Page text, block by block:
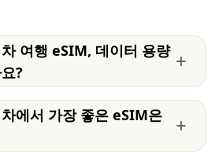
여행 eSIM, 데이터 용량
?
+
에서 가장 좋은 eSIM은
+